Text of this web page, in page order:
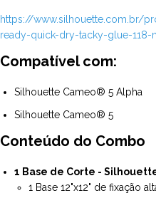
https://www.silhouette.com.br/
ready-quick-dry-tacky-glue-
Compatível com:
Silhouette Cameo® 5 Alpha
Silhouette Cameo® 5
Conteúdo do Combo
1 Base de Corte -
1 Base 12"x12" de fixação